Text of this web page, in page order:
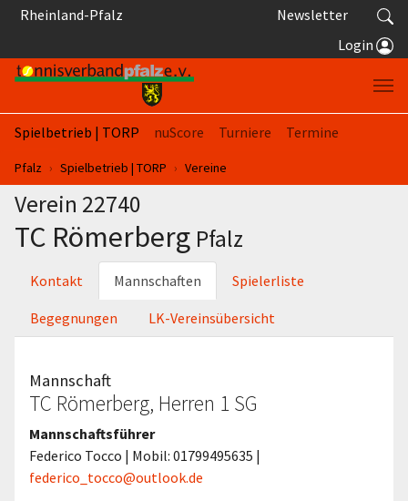
Springe zum Seiteninhalt
Rheinland-Pfalz
Newsletter
Login
Spielbetrieb | TORP nuScore Turniere
Termine
Sie sind hier:
Pfalz Spielbetrieb | TORP Vereine
Verein 22740
TC Römerberg Pfalz
Kontakt Mannschaften Spielerliste
Begegnungen LK-Vereinsübersicht
Mannschaft
TC Römerberg, Herren 1 SG
Mannschaftsführer
Federico Tocco | Mobil: 01799495635 |
federico_tocco@outlook.de